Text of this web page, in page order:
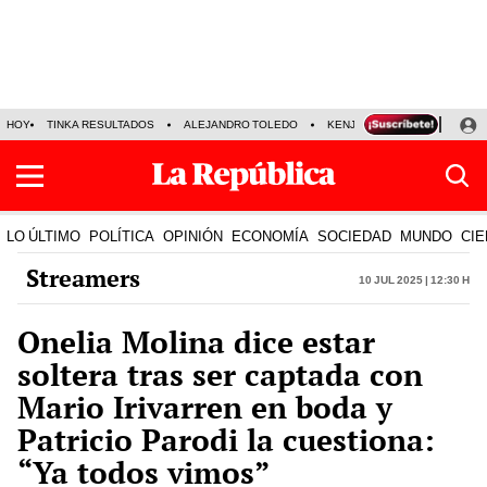
HOY TINKA RESULTADOS ALEJANDRO TOLEDO KENJI FUJIMORI
LO ÚLTIMO POLÍTICA OPINIÓN ECONOMÍA SOCIEDAD MUNDO
Streamers 10 Jul 2025 | 12:30 h
Onelia Molina dice estar
soltera tras ser captada con
Mario Irivarren en boda y
Patricio Parodi la cuestiona:
“Ya todos vimos”